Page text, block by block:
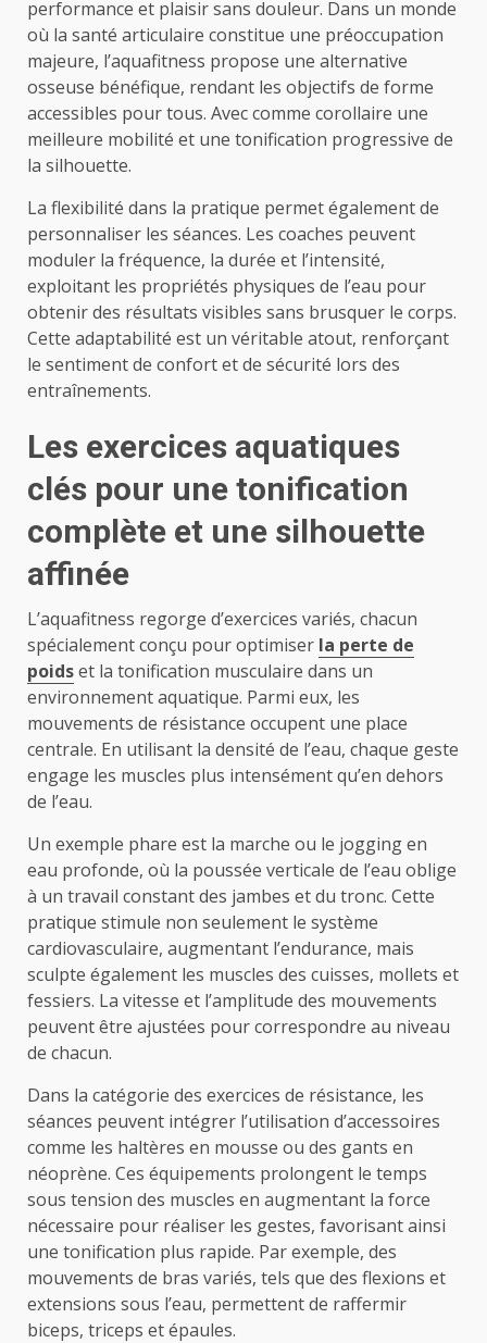
performance et plaisir sans douleur. Dans un monde
où la santé articulaire constitue une préoccupation
majeure, l’aquafitness propose une alternative
osseuse bénéfique, rendant les objectifs de forme
accessibles pour tous. Avec comme corollaire une
meilleure mobilité et une tonification progressive de
la silhouette.
La flexibilité dans la pratique permet également de
personnaliser les séances. Les coaches peuvent
moduler la fréquence, la durée et l’intensité,
exploitant les propriétés physiques de l’eau pour
obtenir des résultats visibles sans brusquer le corps.
Cette adaptabilité est un véritable atout, renforçant
le sentiment de confort et de sécurité lors des
entraînements.
Les exercices aquatiques
clés pour une tonification
complète et une silhouette
affinée
L’aquafitness regorge d’exercices variés, chacun
spécialement conçu pour optimiser la perte de
poidset la tonification musculaire dans un
environnement aquatique. Parmi eux, les
mouvements de résistance occupent une place
centrale. En utilisant la densité de l’eau, chaque geste
engage les muscles plus intensément qu’en dehors
de l’eau.
Un exemple phare est la marche ou le jogging en
eau profonde, où la poussée verticale de l’eau oblige
à un travail constant des jambes et du tronc. Cette
pratique stimule non seulement le système
cardiovasculaire, augmentant l’endurance, mais
sculpte également les muscles des cuisses, mollets et
fessiers. La vitesse et l’amplitude des mouvements
peuvent être ajustées pour correspondre au niveau
de chacun.
Dans la catégorie des exercices de résistance, les
séances peuvent intégrer l’utilisation d’accessoires
comme les haltères en mousse ou des gants en
néoprène. Ces équipements prolongent le temps
sous tension des muscles en augmentant la force
nécessaire pour réaliser les gestes, favorisant ainsi
une tonification plus rapide. Par exemple, des
mouvements de bras variés, tels que des flexions et
extensions sous l’eau, permettent de raffermir
biceps, triceps et épaules.